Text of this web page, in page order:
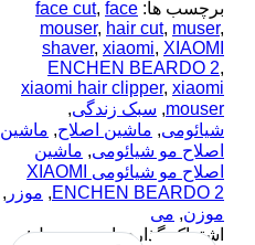
برچسب ها:
face cut, face
mouser, hair cut, muser,
shaver, xiaomi, XIAOMI
ENCHEN BEARDO 2,
xiaomi hair clipper, xiaomi
mouser
, سبک زندگی,
شیائومی, ماشین اصلاح, ماشین
اصلاح مو شیائومی, ماشین
اصلاح مو شیائومی XIAOMI
ENCHEN BEARDO 2
, موزر ,
موزن, می
اشتراک گذاری این محصول: